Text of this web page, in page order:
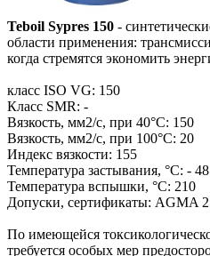
Teboil Sypres 150 -
области применения:
когда стремятся экономить
класс ISO VG: 150
Класс SMR: -
Вязкость, мм2/с, при 40°С: 150
Вязкость, мм2/с, при 100°С: 20
Индекс вязкости: 155
Температура застывания, °С: - 48
Температура вспышки, °С: 210
Допуски, сертификаты: AGMA
По имеющейся
требуется особых мер